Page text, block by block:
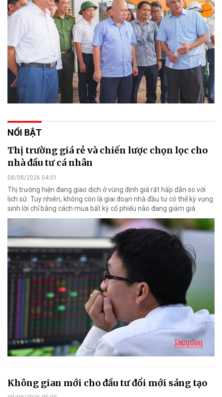
NỔI BẬT
Thị trường giá rẻ và chiến lược chọn lọc cho
nhà đầu tư cá nhân
08/08/2026 04:01
Thị trường hiện đang giao dịch ở vùng định giá rất hấp dẫn so với
lịch sử. Tuy nhiên, không còn là giai đoạn nhà đầu tư có thể kỳ vọng
sinh lời chỉ bằng cách mua bất kỳ cổ phiếu nào đang giảm giá.
Không gian mới cho đầu tư đổi mới sáng tạo